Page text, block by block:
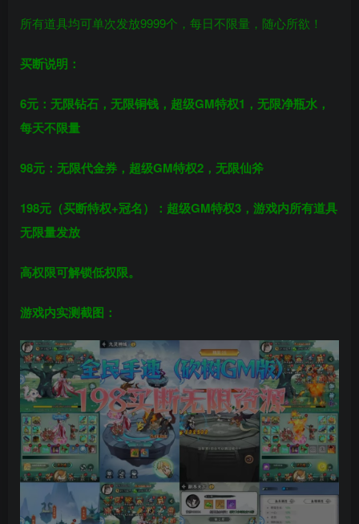
所有道具均可单次发放9999个，每日不限量，随心所欲！
买断说明：
6元：无限钻石，无限铜钱， 超级GM特权1 ，无限净瓶水 ，
每天不限量
98元：无限代金券，超级GM特权2，无限仙斧
198元 （买断特权+冠名） ： 超级GM特权3， 游戏内所有道具
无限量发放
高权限可解锁低权限。
游戏内实测截图：